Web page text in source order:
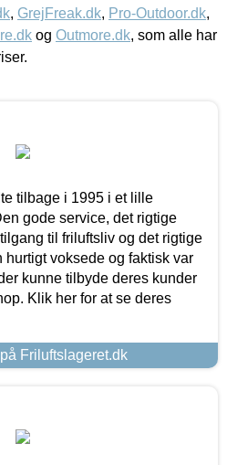
, GrejFreak.dk, Pro-Outdoor.dk,
og Outmore.dk, som alle har
tilbage i 1995 i et lille
gode service, det rigtige
til friluftsliv og det rigtige
hurtigt voksede og faktisk var
kunne tilbyde deres kunder
Klik her for at se deres
Friluftslageret.dk